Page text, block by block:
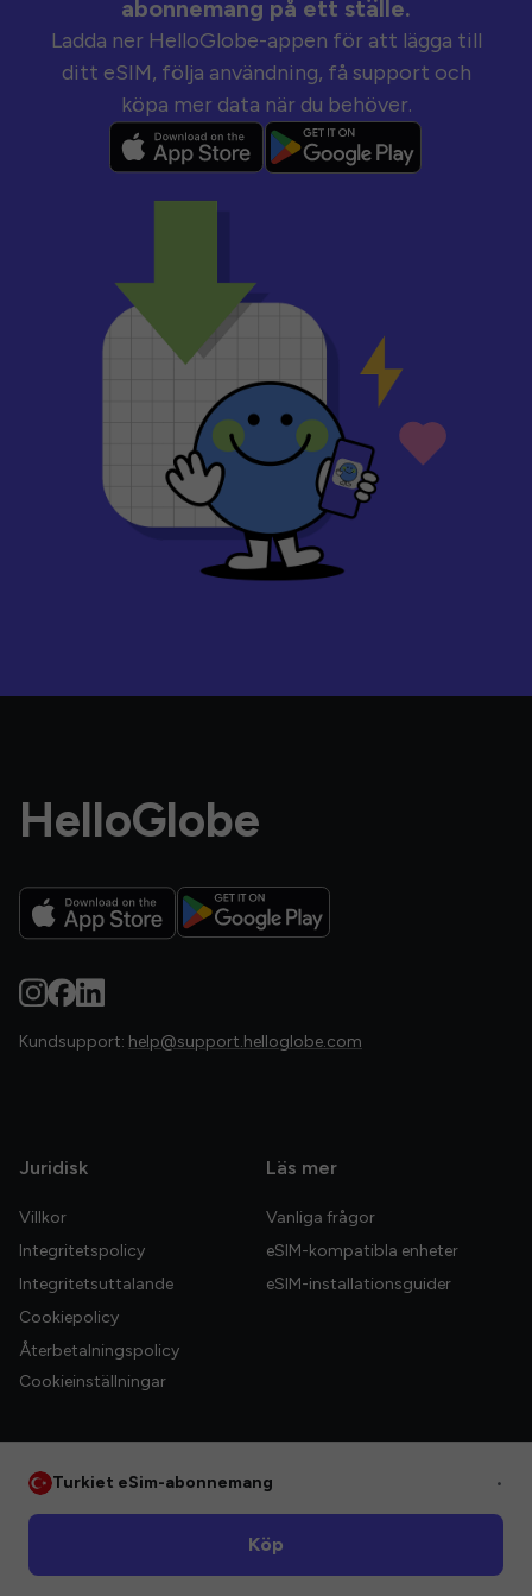
abonnemang på ett ställe.
Ladda ner HelloGlobe-appen för att lägga till
ditt eSIM, följa användning, få support och
köpa mer data när du behöver.
HelloGlobe
Kundsupport: help@support.helloglobe.com
Juridisk
Villkor
Integritetspolicy
Integritetsuttalande
Cookiepolicy
Återbetalningspolicy
Cookieinställningar
Läs mer
Vanliga frågor
eSIM-kompatibla enheter
eSIM-installationsguider
Turkiet eSim-abonnemang •
Köp